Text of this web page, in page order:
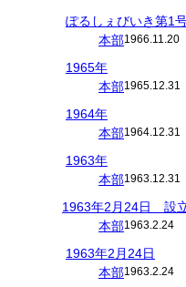
ぽるしぇびいき第1
本部1966.11.20
1965年
本部1965.12.31
1964年
本部1964.12.31
1963年
本部1963.12.31
1963年2月24日 設
本部1963.2.24
1963年2月24日
本部1963.2.24